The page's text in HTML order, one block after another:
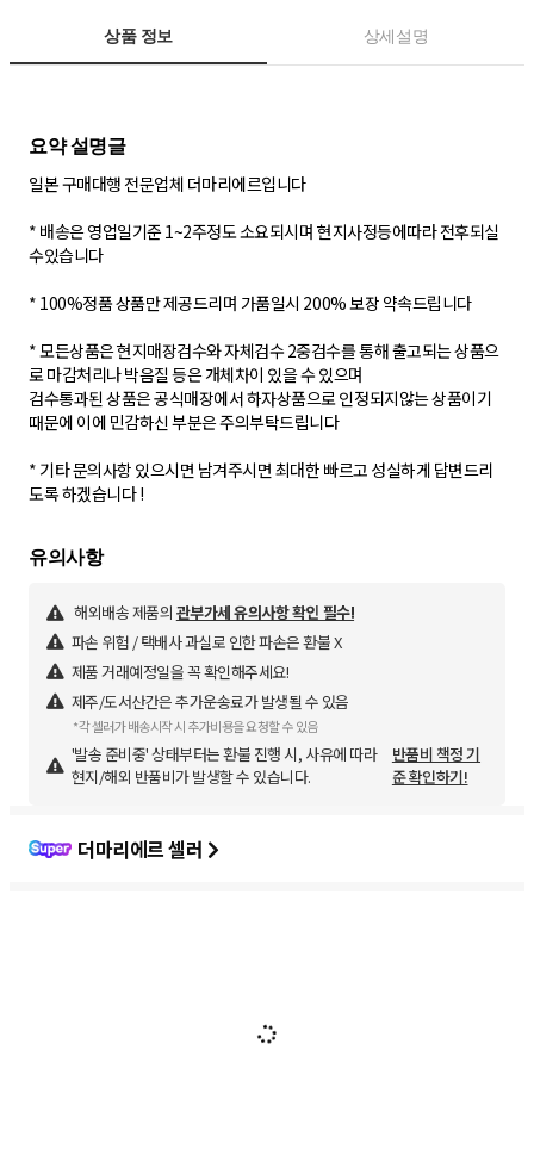
상품 정보 상세설명
요약 설명글
일본 구매대행 전문업체 더마리에르입니다
* 배송은 영업일기준 1~2주정도 소요되시며 현지사정등에따라 전후되실
수있습니다
* 100%정품 상품만 제공드리며 가품일시 200% 보장 약속드립니다
* 모든상품은 현지매장검수와 자체검수 2중검수를 통해 출고되는 상품으
로 마감처리나 박음질 등은 개체차이 있을 수 있으며
검수통과된 상품은 공식매장에서 하자상품으로 인정되지않는 상품이기
때문에 이에 민감하신 부분은 주의부탁드립니다
* 기타 문의사항 있으시면 남겨주시면 최대한 빠르고 성실하게 답변드리
도록 하겠습니다 !
유의사항
해외배송 제품의 관부가세 유의사항 확인 필수!
파손 위험 / 택배사 과실로 인한 파손은 환불 X
제품 거래예정일을 꼭 확인해주세요!
제주/도서산간은 추가운송료가 발생될 수 있음
*각 셀러가 배송시작 시 추가비용을 요청할 수 있음
'발송 준비중' 상태부터는 환불 진행 시, 사유에 따라
현지/해외 반품비가 발생할 수 있습니다.
반품비 책정 기
준 확인하기!
더마리에르 셀러